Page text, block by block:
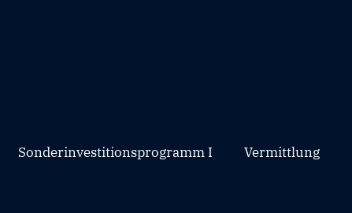
Sonderinvestitionsprogramm I Vermittlung